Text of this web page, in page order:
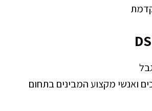
ואנשי מקצוע המבינים בתחום